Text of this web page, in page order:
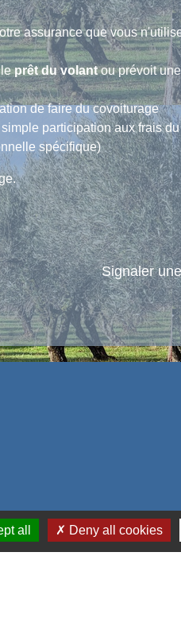
assurance que vous
leprêt du volantou prévoit
de faire du covoiturage
participation aux frais
spécifique)
Signaler
all Deny all cookies